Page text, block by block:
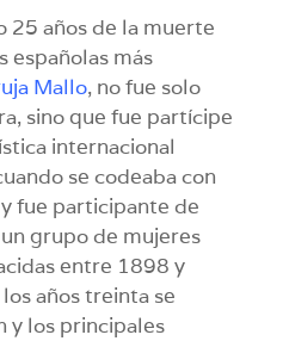
25 años de la muerte
españolas más
Mallo, no fue solo
sino que fue partícipe
internacional
se codeaba con
fue participante de
un grupo de mujeres
entre 1898 y
años treinta se
y los principales